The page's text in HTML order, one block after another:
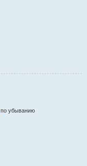
по убыванию